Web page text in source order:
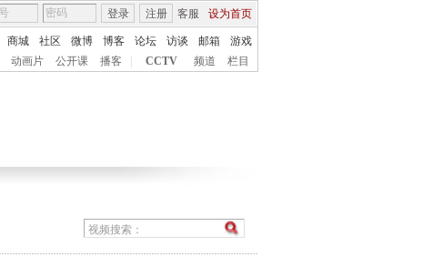
客服 设为首页
登录 注册
商城 社区 微博 博客 论坛 访谈 邮箱
游戏
动画片 公开课 播客 CCTV 频道 栏目